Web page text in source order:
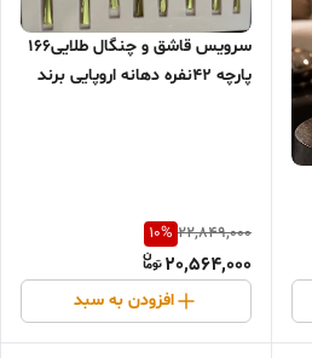
سرویس قاشق و چنگال طلایی۱۶۶
پارچه ۴۲نفره دهانه اروپایی برند
22,849,000
10%
20,564,000
افزودن به سبد